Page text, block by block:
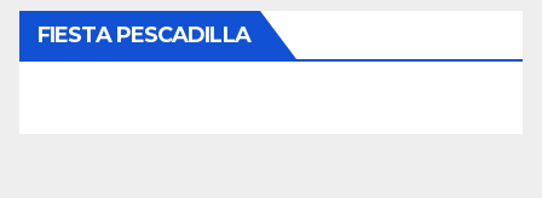
FIESTA PESCADILLA